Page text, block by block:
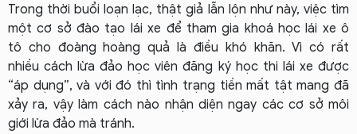
Trong thời buổi loạn lạc, thật giả lẫn lộn như này, việc tìm
một cơ sở đào tạo lái xe để tham gia khoá học lái xe ô
tô cho đoàng hoàng quả là điều khó khăn. Vì có rất
nhiều cách lừa đảo học viên đăng ký học thi lái xe được
“áp dụng”, và với đó thì tình trạng tiền mất tật mang đã
xảy ra, vậy làm cách nào nhận diện ngay các cơ sở môi
giới lừa đảo mà tránh.